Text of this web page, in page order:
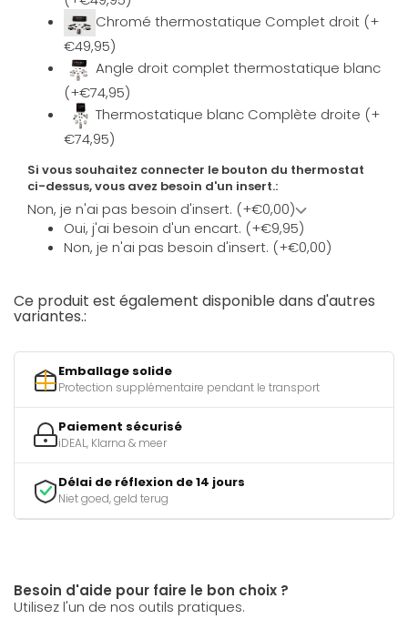
Chromé thermostatique Complet droit (+
€49,95)
Angle droit complet thermostatique blanc
(+€74,95)
Thermostatique blanc Complète droite (+
€74,95)
Si vous souhaitez connecter le bouton du thermostat
ci-dessus, vous avez besoin d'un insert.:
Non, je n'ai pas besoin d'insert. (+€0,00)
Oui, j'ai besoin d'un encart. (+€9,95)
Non, je n'ai pas besoin d'insert. (+€0,00)
Ce produit est également disponible dans d'autres
variantes.:
Emballage solide
Protection supplémentaire pendant le transport
Paiement sécurisé
iDEAL, Klarna & meer
Délai de réflexion de 14 jours
Niet goed, geld terug
Besoin d'aide pour faire le bon choix ?
Utilisez l'un de nos outils pratiques.